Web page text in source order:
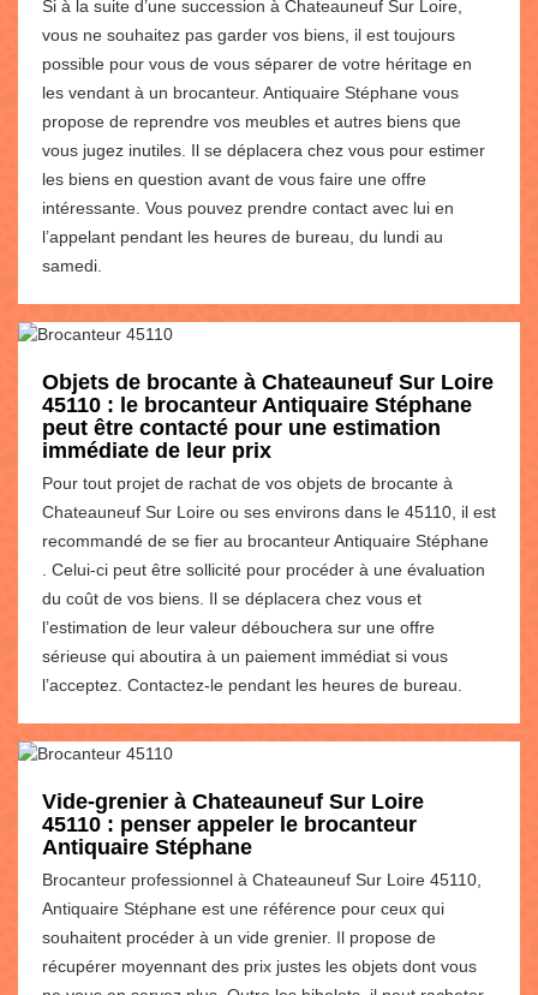
Si à la suite d’une succession à Chateauneuf Sur Loire,
vous ne souhaitez pas garder vos biens, il est toujours
possible pour vous de vous séparer de votre héritage en
les vendant à un brocanteur. Antiquaire Stéphane vous
propose de reprendre vos meubles et autres biens que
vous jugez inutiles. Il se déplacera chez vous pour estimer
les biens en question avant de vous faire une offre
intéressante. Vous pouvez prendre contact avec lui en
l’appelant pendant les heures de bureau, du lundi au
samedi.
Objets de brocante à Chateauneuf Sur Loire
45110 : le brocanteur Antiquaire Stéphane
peut être contacté pour une estimation
immédiate de leur prix
Pour tout projet de rachat de vos objets de brocante à
Chateauneuf Sur Loire ou ses environs dans le 45110, il est
recommandé de se fier au brocanteur Antiquaire Stéphane
. Celui-ci peut être sollicité pour procéder à une évaluation
du coût de vos biens. Il se déplacera chez vous et
l’estimation de leur valeur débouchera sur une offre
sérieuse qui aboutira à un paiement immédiat si vous
l’acceptez. Contactez-le pendant les heures de bureau.
Vide-grenier à Chateauneuf Sur Loire
45110 : penser appeler le brocanteur
Antiquaire Stéphane
Brocanteur professionnel à Chateauneuf Sur Loire 45110,
Antiquaire Stéphane est une référence pour ceux qui
souhaitent procéder à un vide grenier. Il propose de
récupérer moyennant des prix justes les objets dont vous